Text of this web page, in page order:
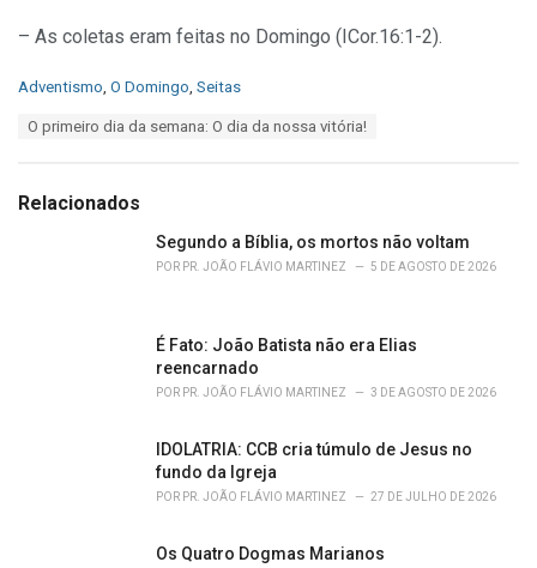
– As coletas eram feitas no Domingo (ICor.16:1-2).
C
o
r
Adventismo, O Domingo, Seitas
:
O primeiro dia da semana: O dia da nossa vitória!
Relacionados
Segundo a Bíblia, os mortos não voltam
POR PR. JOÃO FLÁVIO MARTINEZ 5 DE AGOSTO DE 2026
É Fato: João Batista não era Elias
reencarnado
POR PR. JOÃO FLÁVIO MARTINEZ 3 DE AGOSTO DE 2026
IDOLATRIA: CCB cria túmulo de Jesus no
fundo da Igreja
POR PR. JOÃO FLÁVIO MARTINEZ 27 DE JULHO DE 2026
Os Quatro Dogmas Marianos